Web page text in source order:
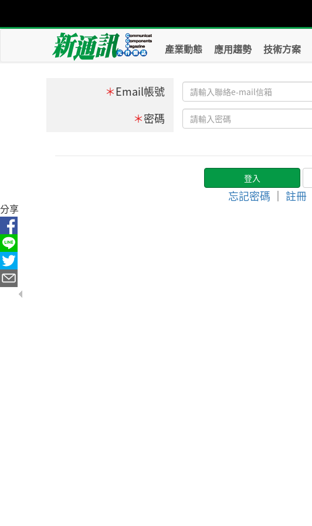
產業動態 應用趨勢 技術方案
＊Email帳號
＊密碼
忘記密碼 ｜ 註冊
分享